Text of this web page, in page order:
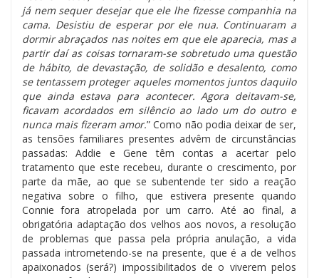
já nem sequer desejar que ele lhe fizesse companhia na
cama. Desistiu de esperar por ele nua. Continuaram a
dormir abraçados nas noites em que ele aparecia, mas a
partir daí as coisas tornaram-se sobretudo uma questão
de hábito, de devastação, de solidão e desalento, como
se tentassem proteger aqueles momentos juntos daquilo
que ainda estava para acontecer. Agora deitavam-se,
ficavam acordados em silêncio ao lado um do outro e
nunca mais fizeram amor.” Como não podia deixar de ser,
as tensões familiares presentes advêm de circunstâncias
passadas: Addie e Gene têm contas a acertar pelo
tratamento que este recebeu, durante o crescimento, por
parte da mãe, ao que se subentende ter sido a reação
negativa sobre o filho, que estivera presente quando
Connie fora atropelada por um carro. Até ao final, a
obrigatória adaptação dos velhos aos novos, a resolução
de problemas que passa pela própria anulação, a vida
passada intrometendo-se na presente, que é a de velhos
apaixonados (será?) impossibilitados de o viverem pelos